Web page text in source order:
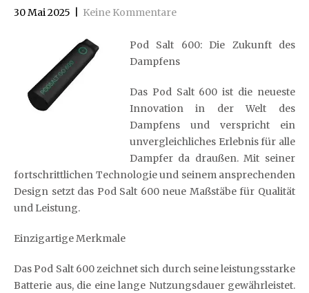
30 Mai 2025 Keine Kommentare
Pod Salt 600: Die Zukunft des
Dampfens
Das Pod Salt 600 ist die neueste
Innovation in der Welt des
Dampfens und verspricht ein
unvergleichliches Erlebnis für alle
Dampfer da draußen. Mit seiner
fortschrittlichen Technologie und seinem ansprechenden
Design setzt das Pod Salt 600 neue Maßstäbe für Qualität
und Leistung.
Einzigartige Merkmale
Das Pod Salt 600 zeichnet sich durch seine leistungsstarke
Batterie aus, die eine lange Nutzungsdauer gewährleistet.